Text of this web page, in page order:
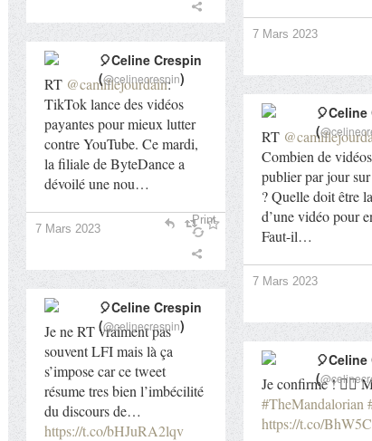
7 Mars 2023
RT @camillejourdain:
TikTok lance des vidéos
payantes pour mieux lutter
contre YouTube. Ce mardi,
la filiale de ByteDance a
dévoilé une nou…
🎈Celine Crespin
(@celinecrespin)
7 Mars 2023
Print
RT
Combien de
publier par jour
? Quelle doit être
d’une vidéo pour
Faut-il…
(
7 Mars 2023
Je ne RT vraiment pas
souvent LFI mais là ça
s’impose car ce tweet
résume tres bien l’imbécilité
du discours de…
https://t.co/bHJuRA2lqv
🎈Celine Crespin
(@celinecrespin)
Je confirme ! 👍🏻
#TheMandalorian
https://t.co/
(